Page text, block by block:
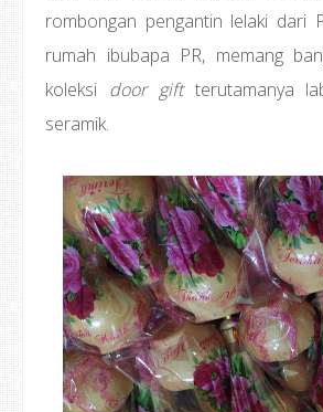
rombongan pengantin lelaki dari
rumah ibubapa PR, memang
koleksi door giftterutamanya
seramik.